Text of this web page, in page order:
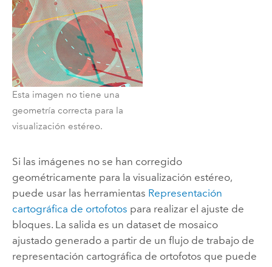
Esta imagen no tiene una
geometría correcta para la
visualización estéreo.
Si las imágenes no se han corregido
geométricamente para la visualización estéreo,
puede usar las herramientas Representación
cartográfica de ortofotos para realizar el ajuste de
bloques. La salida es un dataset de mosaico
ajustado generado a partir de un flujo de trabajo de
representación cartográfica de ortofotos que puede